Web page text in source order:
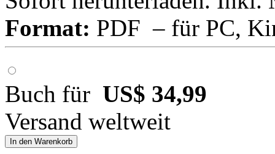
Format: PDF – für PC,
Buch für US$ 34,99
Versand weltweit
In den Warenkorb